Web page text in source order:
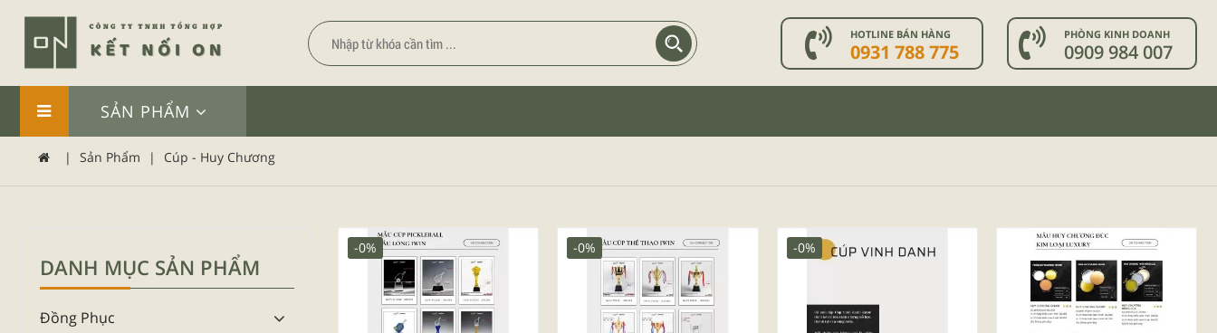
HOTLINE BÁN HÀNG
0931 788 775
PHÒNG KINH DOANH
0909 984 007
SẢN PHẨM
| Sản Phẩm | Cúp - Huy Chương
-0% -0% -0%
DANH MỤC SẢN PHẨM
Đồng Phục